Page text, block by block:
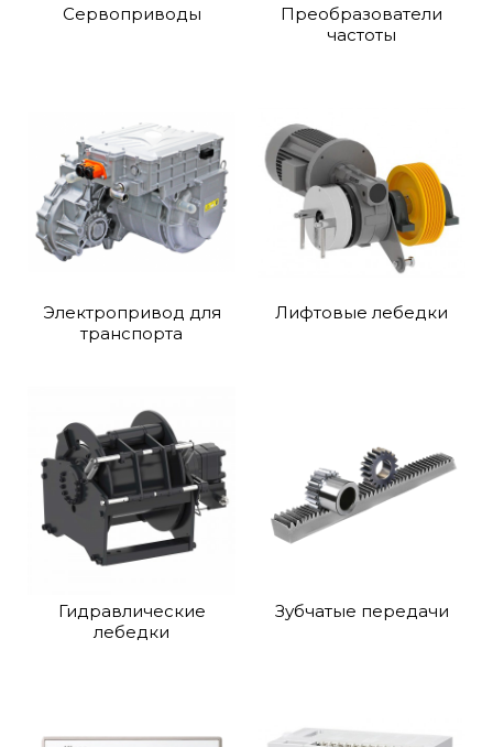
Сервоприводы
Преобразователи
частоты
Электропривод для
транспорта
Лифтовые лебедки
Гидравлические
лебедки
Зубчатые передачи